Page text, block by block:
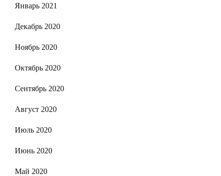
Январь 2021
Декабрь 2020
Ноябрь 2020
Октябрь 2020
Сентябрь 2020
Август 2020
Июль 2020
Июнь 2020
Май 2020